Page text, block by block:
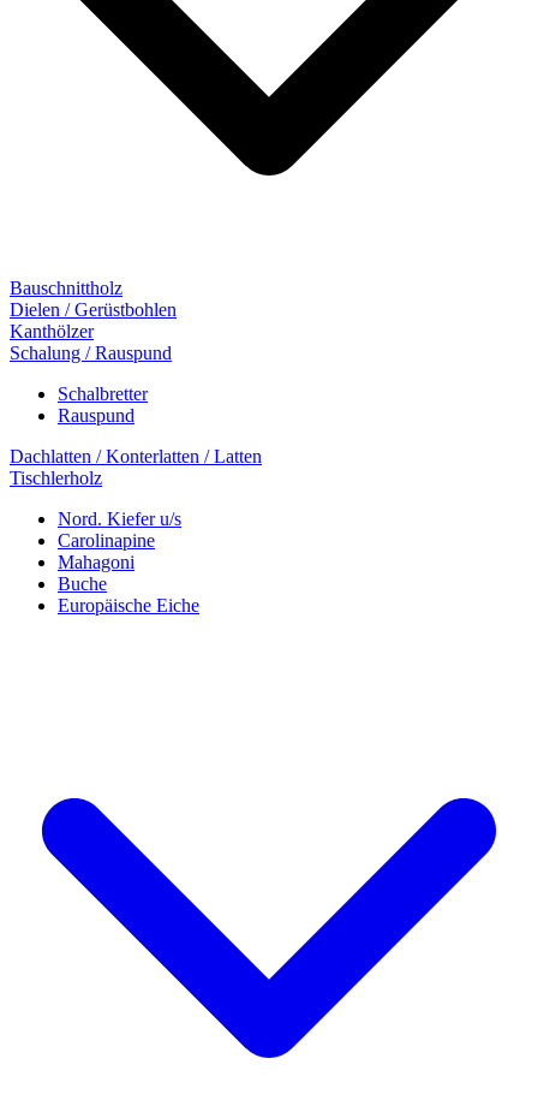
Bauschnittholz
Dielen / Gerüstbohlen
Kanthölzer
Schalung / Rauspund
Schalbretter
Rauspund
Dachlatten / Konterlatten / Latten
Tischlerholz
Nord. Kiefer u/s
Carolinapine
Mahagoni
Buche
Europäische Eiche